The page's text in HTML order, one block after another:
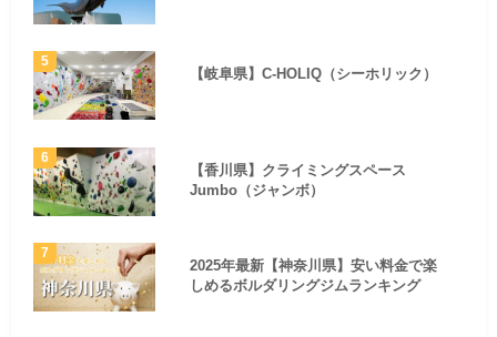
【岐阜県】C-HOLIQ（シーホリック）
【香川県】クライミングスペース
Jumbo（ジャンボ）
2025年最新【神奈川県】安い料金で楽
しめるボルダリングジムランキング